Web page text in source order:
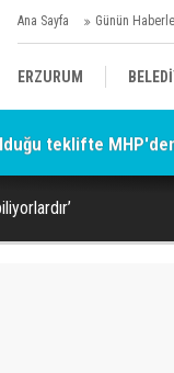
Ana Sayfa Günün
ERZURUM
SİYASET
KÜLTÜR/SANAT//
teklifte